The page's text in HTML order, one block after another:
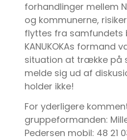
forhandlinger mellem
og kommunerne,
flyttes fra samfundets
KANUKOKAs formand
situation at trække på
melde sig ud af
holder ikke!
For yderligere
gruppeformanden:
Pedersen mobil: 48 21